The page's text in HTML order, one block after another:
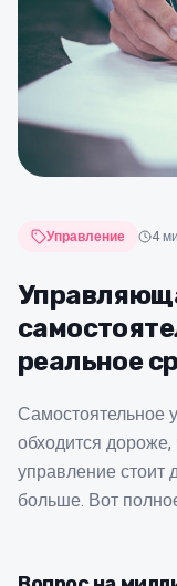
Управление 4
реальное
Самостоятельное
обходится
управление стоит
больше. Вот